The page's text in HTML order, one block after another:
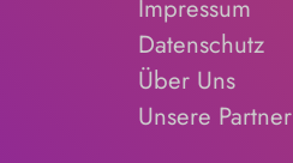
Impressum
Datenschutz
Über Uns
Unsere Partner